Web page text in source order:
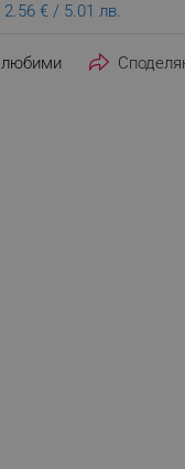
2.56 € / 5.01 лв.